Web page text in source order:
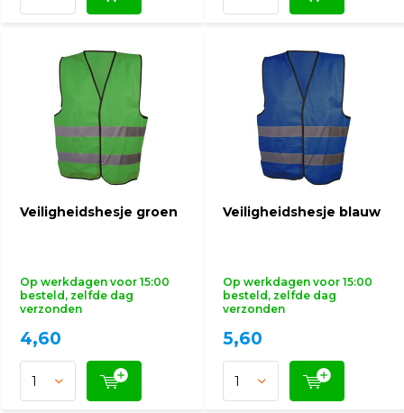
Veiligheidshesje groen
Op werkdagen voor 15:00
besteld, zelfde dag
verzonden
4,60
Veiligheidshesje blauw
Op werkdagen voor 15:00
besteld, zelfde dag
verzonden
5,60